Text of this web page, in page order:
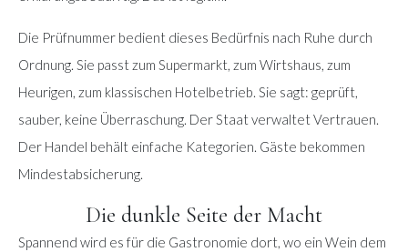
Die Prüfnummer bedient dieses Bedürfnis nach Ruhe durch
Ordnung. Sie passt zum Supermarkt, zum Wirtshaus, zum
Heurigen, zum klassischen Hotelbetrieb. Sie sagt: geprüft,
sauber, keine Überraschung. Der Staat verwaltet Vertrauen.
Der Handel behält einfache Kategorien. Gäste bekommen
Mindestabsicherung.
Die dunkle Seite der Macht
Spannend wird es für die Gastronomie dort, wo ein Wein dem